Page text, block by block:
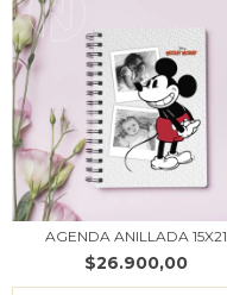
AGENDA ANILLADA 15X21
$26.900,00